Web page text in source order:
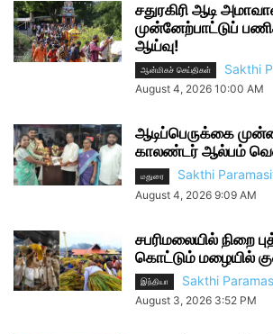
சதுரகிரி ஆடி
முன்னேற்பாட்டுப்
ஆய்வு!
ஆன்மிகச் செய்திகள் Sakthi
August 4, 2026 10:00 AM
ஆடிப்பெருக்கை
காலண்டர் ஆல்பம்
மதுரை Sakthi
August 4, 2026 9:09 AM
சபரிமலையில் நிறை
கொட்டும் மழையில்
இந்தியா Sakthi
August 3, 2026 3:52 PM